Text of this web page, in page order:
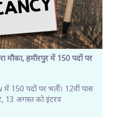
मौका, हमीरपुर में 150 पदों पर
पदों पर भर्ती। 12वीं पास
13 अगस्त को इंटरव